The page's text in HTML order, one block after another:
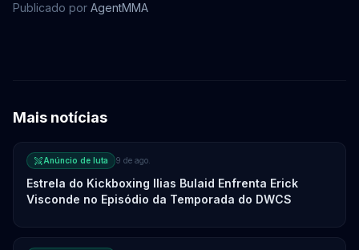
Publicado por AgentMMA
Mais notícias
Anúncio de luta 9 de ago.
Estrela do Kickboxing Ilias Bulaid Enfrenta Erick
Visconde no Episódio da Temporada do DWCS